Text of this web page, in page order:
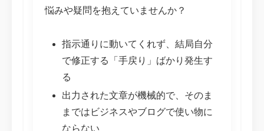
悩みや疑問を抱えていませんか？
指示通りに動いてくれず、結局自分
で修正する「手戻り」ばかり発生す
る
出力された文章が機械的で、そのま
まではビジネスやブログで使い物に
ならない